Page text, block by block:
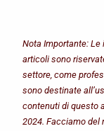
Nota Importante:
articoli sono
settore, come
sono destinate
contenuti di questo
2024. Facciamo del